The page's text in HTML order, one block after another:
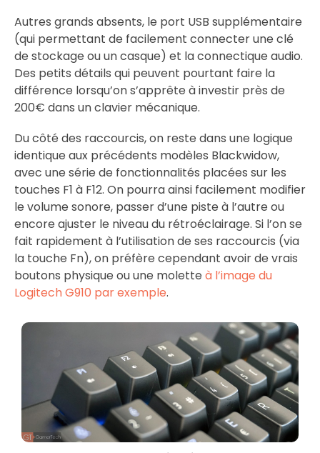
Autres grands absents, le port USB supplémentaire
(qui permettant de facilement connecter une clé
de stockage ou un casque) et la connectique audio.
Des petits détails qui peuvent pourtant faire la
différence lorsqu’on s’apprête à investir près de
200€ dans un clavier mécanique.
Du côté des raccourcis, on reste dans une logique
identique aux précédents modèles Blackwidow,
avec une série de fonctionnalités placées sur les
touches F1 à F12. On pourra ainsi facilement modifier
le volume sonore, passer d’une piste à l’autre ou
encore ajuster le niveau du rétroéclairage. Si l’on se
fait rapidement à l’utilisation de ses raccourcis (via
la touche Fn), on préfère cependant avoir de vrais
boutons physique ou une molette à l’image du
Logitech G910 par exemple.